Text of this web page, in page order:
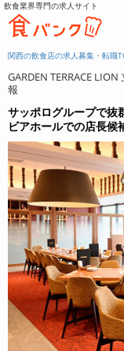
飲食業界専門の求人サイト
関西の飲食店の求人募集・転職
GARDEN TERRACE
報
サッポログループで
ビアホールでの店長候